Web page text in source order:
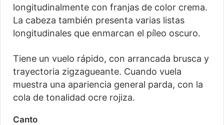
longitudinalmente con franjas de color crema.
La cabeza también presenta varias listas
longitudinales que enmarcan el píleo oscuro.
Tiene un vuelo rápido, con arrancada brusca y
trayectoria zigzagueante. Cuando vuela
muestra una apariencia general parda, con la
cola de tonalidad ocre rojiza.
Canto